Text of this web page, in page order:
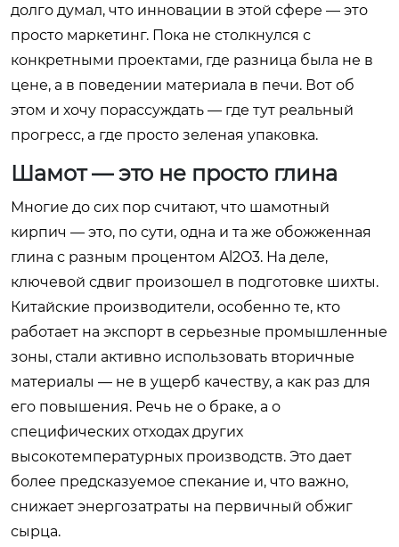
долго думал, что инновации в этой сфере — это
просто маркетинг. Пока не столкнулся с
конкретными проектами, где разница была не в
цене, а в поведении материала в печи. Вот об
этом и хочу порассуждать — где тут реальный
прогресс, а где просто зеленая упаковка.
Шамот — это не просто глина
Многие до сих пор считают, что шамотный
кирпич — это, по сути, одна и та же обожженная
глина с разным процентом Al2O3. На деле,
ключевой сдвиг произошел в подготовке шихты.
Китайские производители, особенно те, кто
работает на экспорт в серьезные промышленные
зоны, стали активно использовать вторичные
материалы — не в ущерб качеству, а как раз для
его повышения. Речь не о браке, а о
специфических отходах других
высокотемпературных производств. Это дает
более предсказуемое спекание и, что важно,
снижает энергозатраты на первичный обжиг
сырца.